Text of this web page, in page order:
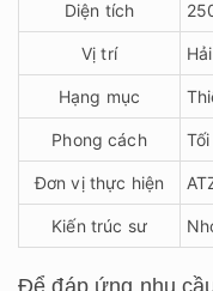
Diện tích
Vị trí
Hạng mục
Phong cách
Đơn vị thực hiện
Kiến trúc sư
Để đáp ứng nhu